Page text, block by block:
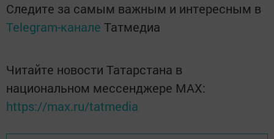
Следите за самым важным и интересным в
Telegram-канале Татмедиа
Читайте новости Татарстана в
национальном мессенджере MАХ:
https://max.ru/tatmedia